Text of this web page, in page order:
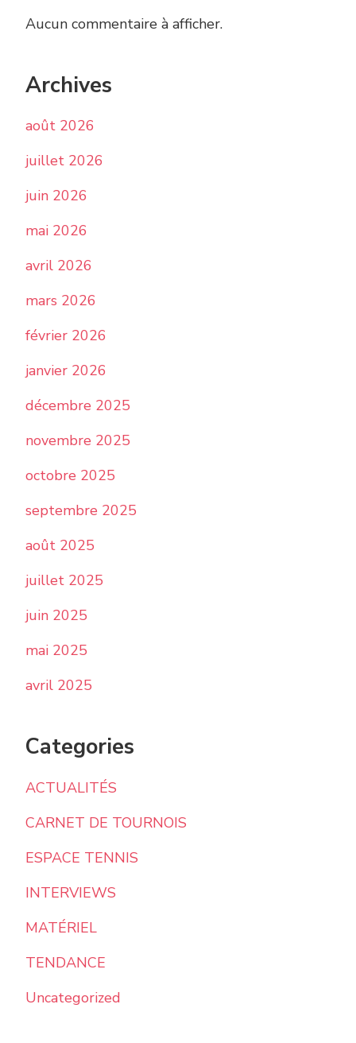
Aucun commentaire à afficher.
Archives
août 2026
juillet 2026
juin 2026
mai 2026
avril 2026
mars 2026
février 2026
janvier 2026
décembre 2025
novembre 2025
octobre 2025
septembre 2025
août 2025
juillet 2025
juin 2025
mai 2025
avril 2025
Categories
ACTUALITÉS
CARNET DE TOURNOIS
ESPACE TENNIS
INTERVIEWS
MATÉRIEL
TENDANCE
Uncategorized